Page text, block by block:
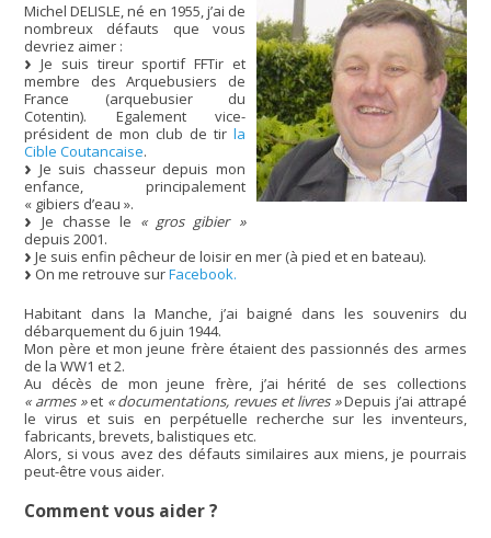
Michel DELISLE, né en 1955, j’ai de
nombreux défauts que vous
devriez aimer :
Je suis tireur sportif FFTir et
membre des Arquebusiers de
France (arquebusier du
Cotentin). Egalement vice-
président de mon club de tir la
Cible Coutancaise.
Je suis chasseur depuis mon
enfance, principalement
« gibiers d’eau ».
Je chasse le « gros gibier »
depuis 2001.
Je suis enfin pêcheur de loisir en mer (à pied et en bateau).
On me retrouve surFacebook.
Habitant dans la Manche, j’ai baigné dans les souvenirs du
débarquement du 6 juin 1944.
Mon père et mon jeune frère étaient des passionnés des armes
de la WW1 et 2.
Au décès de mon jeune frère, j’ai hérité de ses collections
« armes »et « documentations, revues et livres »Depuis j’ai attrapé
le virus et suis en perpétuelle recherche sur les inventeurs,
fabricants, brevets, balistiques etc.
Alors, si vous avez des défauts similaires aux miens, je pourrais
peut-être vous aider.
Comment vous aider ?